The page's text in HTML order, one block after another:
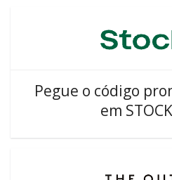
Pegue o código
em